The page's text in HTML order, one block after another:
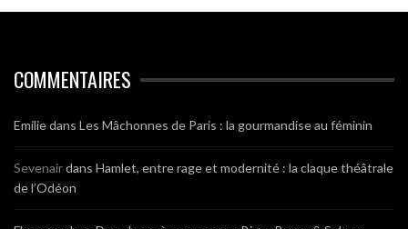
COMMENTAIRES
Emiliedans Les Mâchonnes de Paris : la gourmandise au féminin
Sevenairdans Hamlet, entre rage et modernité : la claque théâtrale
de l’Odéon